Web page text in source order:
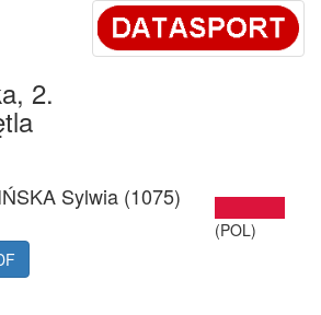
2.
Sylwia (1075)
(POL)